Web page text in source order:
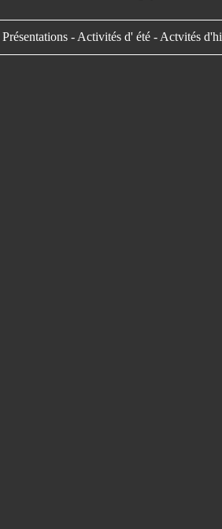
Présentations - Activités d' été - Actvités